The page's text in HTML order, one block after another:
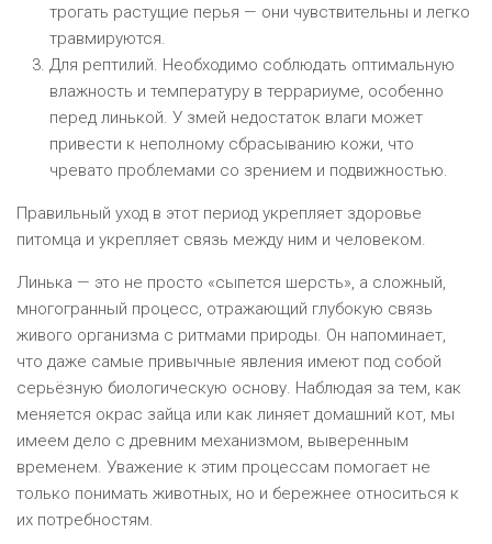
трогать растущие перья — они чувствительны и легко
травмируются.
Для рептилий. Необходимо соблюдать оптимальную
влажность и температуру в террариуме, особенно
перед линькой. У змей недостаток влаги может
привести к неполному сбрасыванию кожи, что
чревато проблемами со зрением и подвижностью.
Правильный уход в этот период укрепляет здоровье
питомца и укрепляет связь между ним и человеком.
Линька — это не просто «сыпется шерсть», а сложный,
многогранный процесс, отражающий глубокую связь
живого организма с ритмами природы. Он напоминает,
что даже самые привычные явления имеют под собой
серьёзную биологическую основу. Наблюдая за тем, как
меняется окрас зайца или как линяет домашний кот, мы
имеем дело с древним механизмом, выверенным
временем. Уважение к этим процессам помогает не
только понимать животных, но и бережнее относиться к
их потребностям.